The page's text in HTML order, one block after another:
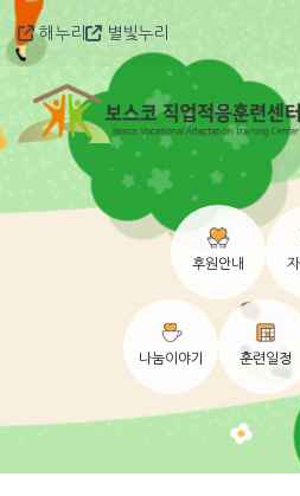
해누리 별빛누리
후원안내
나눔이야기 훈련일정